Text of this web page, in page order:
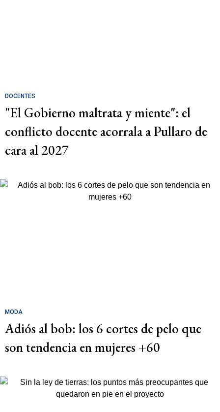
DOCENTES
"El Gobierno maltrata y miente": el
conflicto docente acorrala a Pullaro de
cara al 2027
MODA
Adiós al bob: los 6 cortes de pelo que
son tendencia en mujeres +60